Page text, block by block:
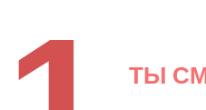
ТЫ